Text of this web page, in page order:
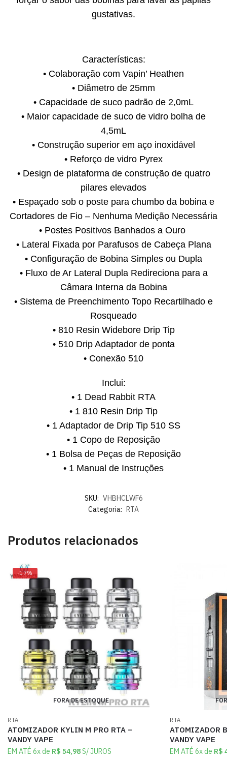
gustativas.
Características:
• Colaboração com Vapin’ Heathen
• Diâmetro de 25mm
• Capacidade de suco padrão de 2,0mL
• Maior capacidade de suco de vidro bolha de
4,5mL
• Construção superior em aço inoxidável
• Reforço de vidro Pyrex
• Design de plataforma de construção de quatro
pilares elevados
• Espaçado sob o poste para chumbo da bobina e
Cortadores de Fio – Nenhuma Medição Necessária
• Postes Positivos Banhados a Ouro
• Lateral Fixada por Parafusos de Cabeça Plana
• Configuração de Bobina Simples ou Dupla
• Fluxo de Ar Lateral Dupla Redireciona para a
Câmara Interna da Bobina
• Sistema de Preenchimento Topo Recartilhado e
Rosqueado
• 810 Resin Widebore Drip Tip
• 510 Drip Adaptador de ponta
• Conexão 510
Inclui:
• 1 Dead Rabbit RTA
• 1 810 Resin Drip Tip
• 1 Adaptador de Drip Tip 510 SS
• 1 Copo de Reposição
• 1 Bolsa de Peças de Reposição
• 1 Manual de Instruções
SKU: VHBHCLWF6
Categoria:
RTA
Produtos relacionados
-17%
FORA DE ESTOQUE
RTA
ATOMIZADOR KYLIN M PRO RTA –
VANDY VAPE
EM ATÉ 6x de R$ 54,98S/ JUROS
RTA
ATOMIZADOR
VANDY VAPE
EM ATÉ 6x de R$